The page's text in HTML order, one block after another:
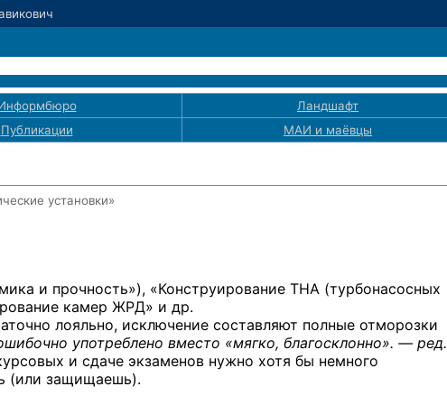
Ландшафт
Публикации МАИ и маёвцы
установки»
и прочность»), «Конструирование ТНА (турбонасосных
камер ЖРД» и др.
лояльно, исключение составляют полные отморозки
употреблено вместо «мягко, благосклонно». — ред.
и сдаче экзаменов нужно хотя бы немного
(или защищаешь).